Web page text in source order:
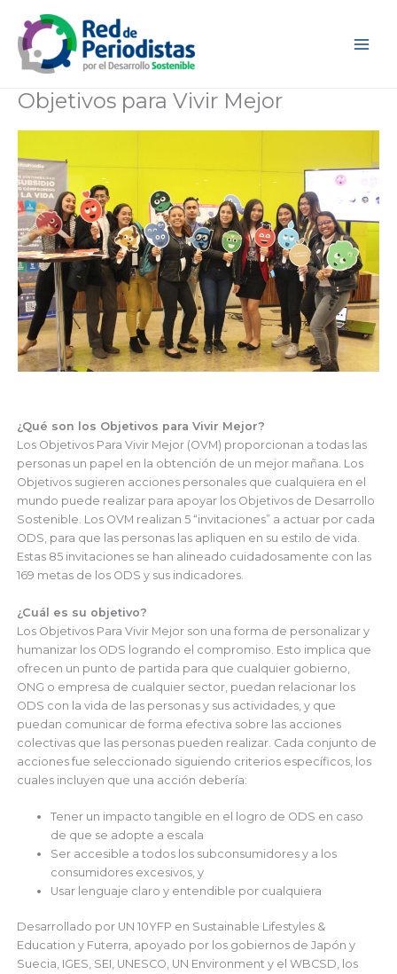
contenido
Objetivos para Vivir Mejor
¿Qué son los Objetivos para Vivir Mejor?
Los Objetivos Para Vivir Mejor (OVM) proporcionan a todas las
personas un papel en la obtención de un mejor mañana. Los
Objetivos sugieren acciones personales que cualquiera en el
mundo puede realizar para apoyar los Objetivos de Desarrollo
Sostenible. Los OVM realizan 5 “invitaciones” a actuar por cada
ODS, para que las personas las apliquen en su estilo de vida.
Estas 85 invitaciones se han alineado cuidadosamente con las
169 metas de los ODS y sus indicadores.
¿Cuál es su objetivo?
Los Objetivos Para Vivir Mejor son una forma de personalizar y
humanizar los ODS logrando el compromiso. Esto implica que
ofrecen un punto de partida para que cualquier gobierno,
ONG o empresa de cualquier sector, puedan relacionar los
ODS con la vida de las personas y sus actividades, y que
puedan comunicar de forma efectiva sobre las acciones
colectivas que las personas pueden realizar. Cada conjunto de
acciones fue seleccionado siguiendo criterios específicos, los
cuales incluyen que una acción debería:
Tener un impacto tangible en el logro de ODS en caso
de que se adopte a escala
Ser accesible a todos los subconsumidores y a los
consumidores excesivos, y
Usar lenguaje claro y entendible por cualquiera
Desarrollado por UN 10YFP en Sustainable Lifestyles &
Education y Futerra, apoyado por los gobiernos de Japón y
Suecia, IGES, SEI, UNESCO, UN Environment y el WBCSD, los